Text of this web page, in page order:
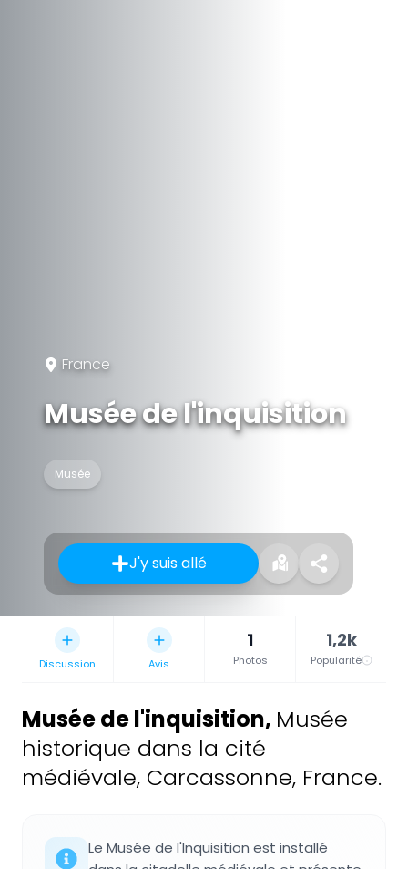
France
Musée de l'inquisition
Musée
J'y suis allé
Discussion Avis
1
Photos
1,2k
Popularité
Musée de l'inquisition, Musée
historique dans la cité
médiévale, Carcassonne, France.
Le Musée de l'Inquisition est installé